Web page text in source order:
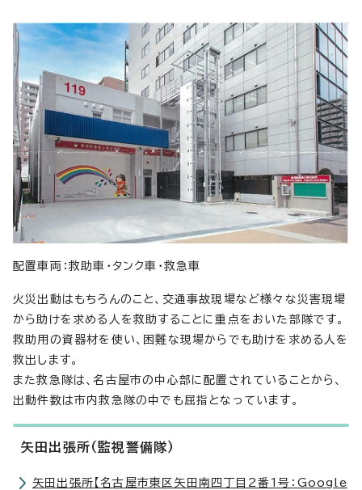
配置車両：救助車・タンク車・救急車
火災出動はもちろんのこと、交通事故現場など様々な災害現場
から助けを求める人を救助することに重点をおいた部隊です。
救助用の資器材を使い、困難な現場からでも助けを求める人を
救出します。
また救急隊は、名古屋市の中心部に配置されていることから、
出動件数は市内救急隊の中でも屈指となっています。
矢田出張所（監視警備隊）
矢田出張所【名古屋市東区矢田南四丁目2番1号：Google